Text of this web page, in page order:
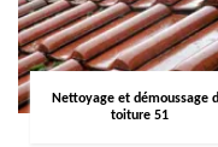
Nettoyage et démoussage
toiture 51